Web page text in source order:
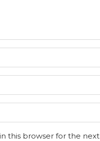
this browser for the